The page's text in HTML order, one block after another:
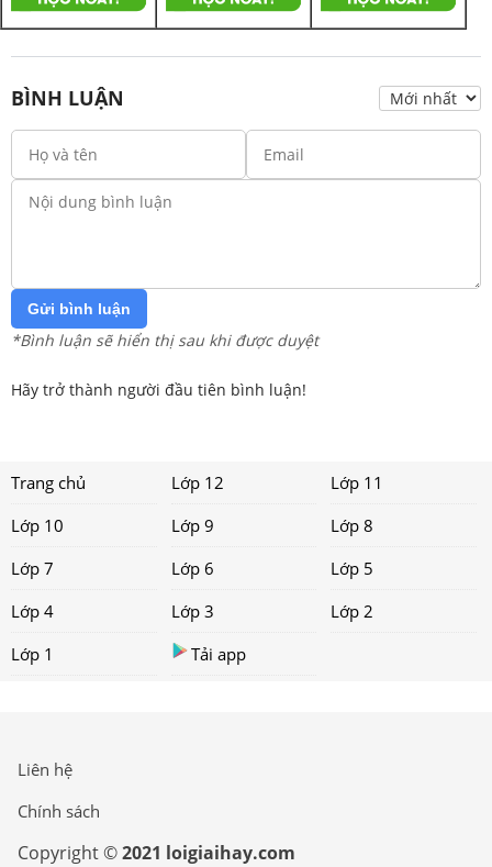
BÌNH LUẬN
Gửi bình luận
*Bình luận sẽ hiển thị sau khi được duyệt
Hãy trở thành người đầu tiên bình luận!
Trang chủ Lớp 12
Lớp 11
Lớp 10
Lớp 9
Lớp 8
Lớp 7
Lớp 6
Lớp 5
Lớp 4
Lớp 3
Lớp 2
Lớp 1
Tải app
Liên hệ
Chính sách
Copyright ©2021 loigiaihay.com